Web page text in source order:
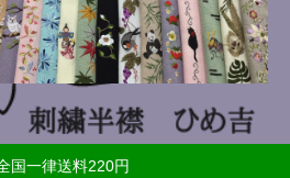
国一律送料220円